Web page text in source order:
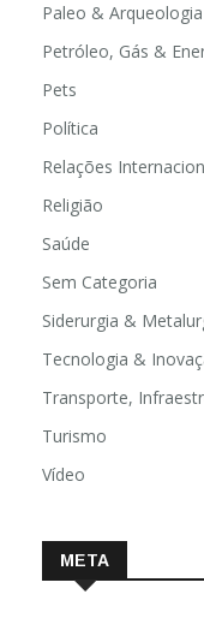
Paleo & Arqueologia
Petróleo, Gás &
Pets
Política
Relações
Religião
Saúde
Sem Categoria
Siderurgia &
Tecnologia &
Transporte,
Turismo
Vídeo
META